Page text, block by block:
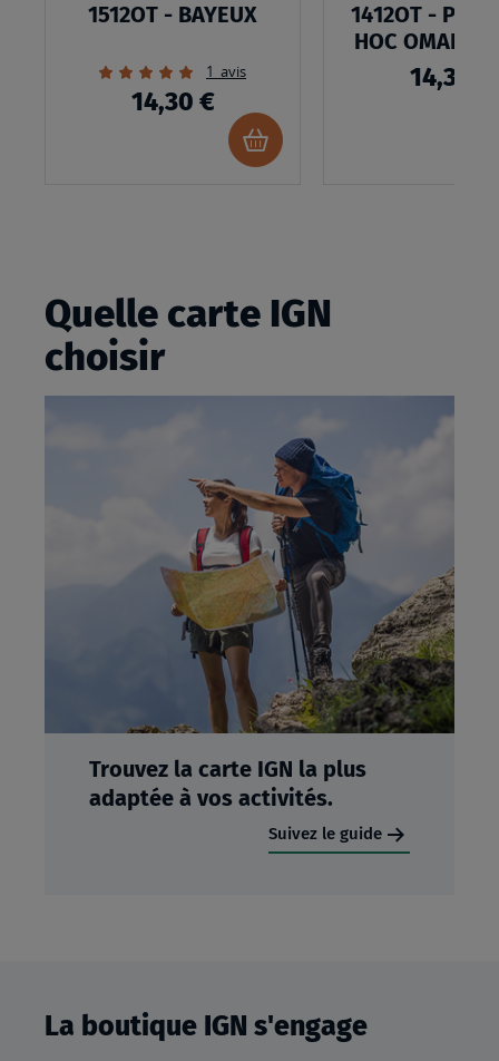
1512OT - BAYEUX
Évaluation:
100%
1 avis
14,30 €
Ajouter
au
1412OT -
HOC OMAHA
14,30 €
Quelle carte IGN
choisir
Trouvez la carte IGN la plus
adaptée à vos activités.
Suivez le guide
La boutique IGN s'engage